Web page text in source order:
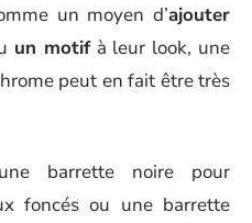
un moyen d’ajouter
un motifà leur look, une
peut en fait être très
barrette noire pour
foncés ou une barrette